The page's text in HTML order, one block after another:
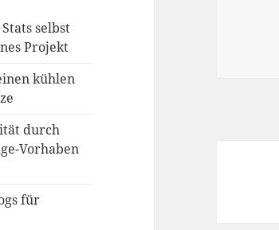
selbst
Projekt
kühlen
durch
Vorhaben
für